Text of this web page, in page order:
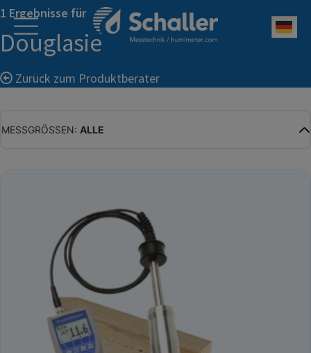
1 Ergebnisse für
Douglasie
Zurück zum Produktberater
MESSGRÖSSEN: ALLE
RELATIVE FEUCHTE
ABSOLUTE FEUCHTE
TEMPERATUR
GLEICHGEWICHTSFEUCHTE
WASSERAKTIVITÄT
TROCKENSUBSTANZ
HEKTOLITERGEWICHT
TAUPUNKT
SCHÜTTDICHTE